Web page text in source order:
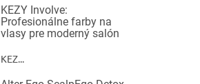
KEZY Involve:
Profesionálne farby na
vlasy pre moderný salón
KEZ...